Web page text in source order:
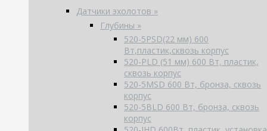
Датчики эхолотов »
Глубины »
520-5PSD(22 мм) 600
Вт,пластик,сквозь корпус
520-PLD (51 мм) 600 Вт, пластик,
сквозь корпус
520-5MSD 600 Вт, бронза, сквозь
корпус
520-5BLD 600 Вт, бронза, сквозь
корпус